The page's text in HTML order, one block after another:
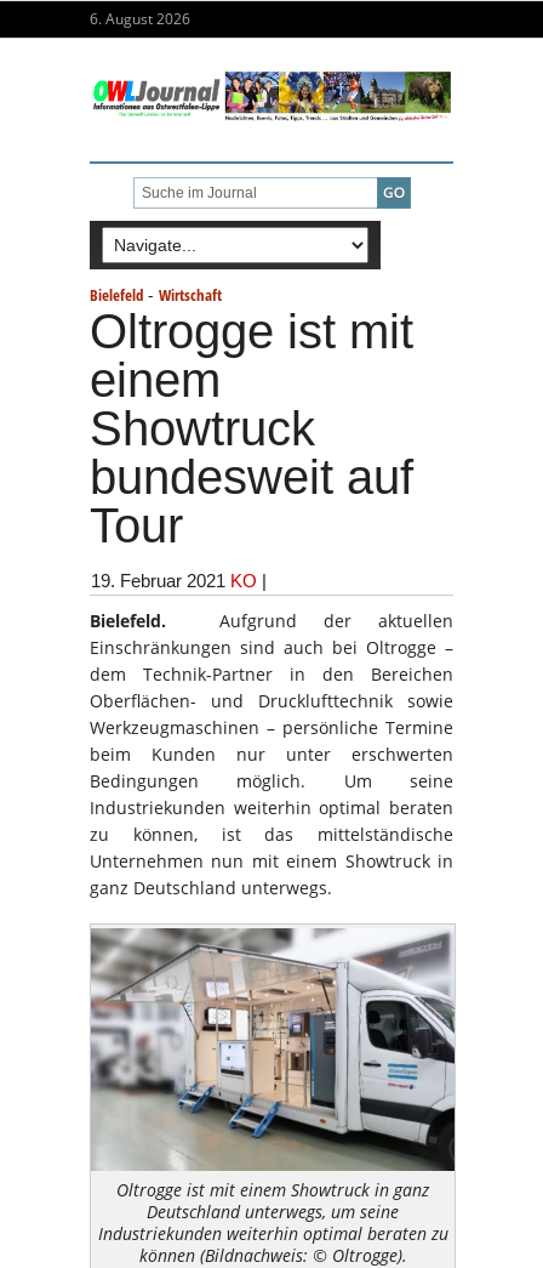
6. August 2026
Bielefeld - Wirtschaft
Oltrogge ist mit
einem
Showtruck
bundesweit auf
Tour
19. Februar 2021 KO |
Bielefeld. Aufgrund der aktuellen
Einschränkungen sind auch bei Oltrogge –
dem Technik-Partner in den Bereichen
Oberflächen- und Drucklufttechnik sowie
Werkzeugmaschinen – persönliche Termine
beim Kunden nur unter erschwerten
Bedingungen möglich. Um seine
Industriekunden weiterhin optimal beraten
zu können, ist das mittelständische
Unternehmen nun mit einem Showtruck in
ganz Deutschland unterwegs.
Oltrogge ist mit einem Showtruck in ganz
Deutschland unterwegs, um seine
Industriekunden weiterhin optimal beraten zu
können (Bildnachweis: © Oltrogge).